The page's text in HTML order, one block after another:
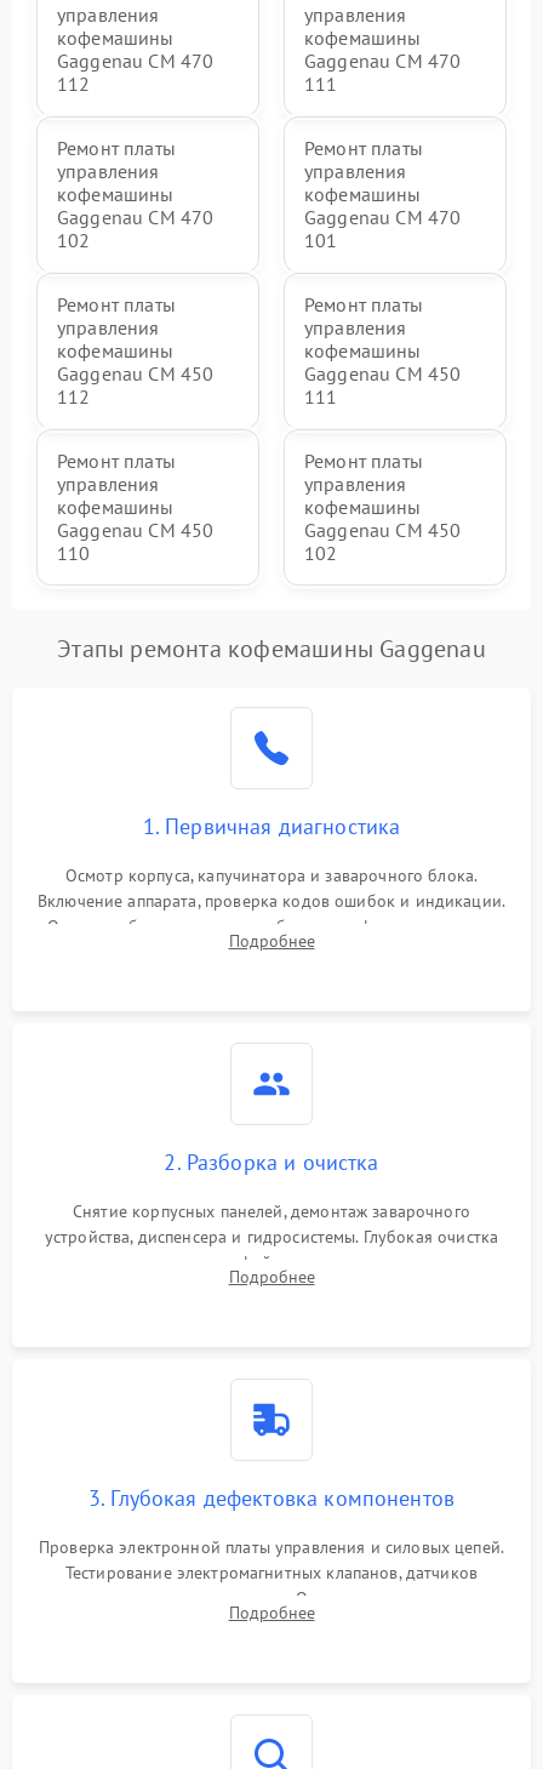
управления
кофемашины
Gaggenau CM 470
112
управления
кофемашины
Gaggenau CM 470
111
Ремонт платы
управления
кофемашины
Gaggenau CM 470
102
Ремонт платы
управления
кофемашины
Gaggenau CM 470
101
Ремонт платы
управления
кофемашины
Gaggenau CM 450
112
Ремонт платы
управления
кофемашины
Gaggenau CM 450
111
Ремонт платы
управления
кофемашины
Gaggenau CM 450
110
Ремонт платы
управления
кофемашины
Gaggenau CM 450
102
Этапы ремонта кофемашины Gaggenau
1. Первичная диагностика
Осмотр корпуса, капучинатора и заварочного блока.
Включение аппарата, проверка кодов ошибок и индикации.
Оценка работы помпы, термоблока и кофемолки на слух.
Измерение температуры и давления воды для выявления
Подробнее
2. Разборка и очистка
Снятие корпусных панелей, демонтаж заварочного
устройства, диспенсера и гидросистемы. Глубокая очистка
внутренних узлов от кофейных масел, жмыха и накипи.
Промывка дренажных каналов и фильтров с использованием
Подробнее
3. Глубокая дефектовка компонентов
Проверка электронной платы управления и силовых цепей.
Тестирование электромагнитных клапанов, датчиков
температуры и расходомера. Оценка степени износа
жерновов кофемолки, уплотнительных колец гидросистемы
Подробнее